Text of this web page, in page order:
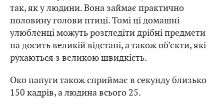
так, як у людини. Вона займає практично
половину голови птиці. Томі ці домашні
улюбленці можуть розгледіти дрібні предмети
на досить великій відстані, а також об’єкти, які
рухаються з великою швидкість.
Око папуги також сприймає в секунду близько
150 кадрів, а людина всього 25.